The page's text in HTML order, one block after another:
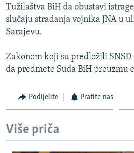
VIŠE OD NASLOVA
GENOCID U SREBRENICI
TV LIBERTY
POST SCRIPTUM
MOJA EVROPA
TRI DECENIJE OD RATA U BIH
SVE KARTE DEJTONA
PRATITE NAS
Sve RFE/RL stranice
Tužilaštva BiH da obustavi
slučaju stradanja vojnika JNA u
Sarajevu.
Zakonom koji su predložili SNSD
da predmete Suda BiH preuzmu
Podijelite Pratite nas
Više priča